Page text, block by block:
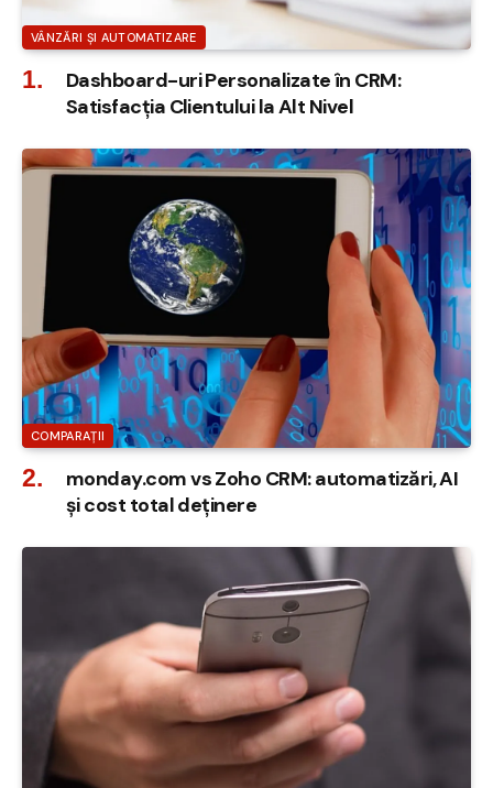
VÂNZĂRI ȘI AUTOMATIZARE
Dashboard-uri Personalizate în CRM:
Satisfacția Clientului la Alt Nivel
COMPARAȚII
monday.com vs Zoho CRM: automatizări, AI
și cost total deținere